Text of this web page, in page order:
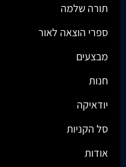
תורה שלמה
ספרי הוצאה לאור
מבצעים
חנות
יודאיקה
סל הקניות
אודות